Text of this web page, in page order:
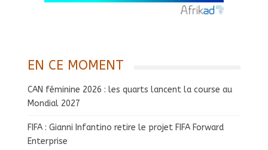
EN CE MOMENT
CAN féminine 2026 : les quarts lancent la course au
Mondial 2027
FIFA : Gianni Infantino retire le projet FIFA Forward
Enterprise